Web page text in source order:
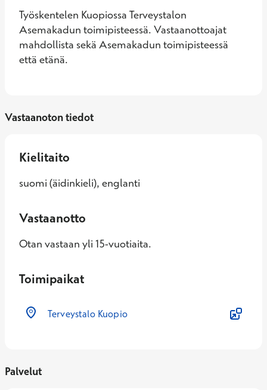
Työskentelen Kuopiossa Terveystalon
Asemakadun toimipisteessä. Vastaanottoajat
mahdollista sekä Asemakadun toimipisteessä
että etänä.
Vastaanoton tiedot
Kielitaito
suomi (äidinkieli), englanti
Vastaanotto
Otan vastaan yli 15-vuotiaita.
Toimipaikat
Terveystalo Kuopio
Palvelut